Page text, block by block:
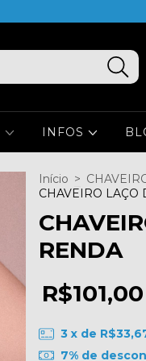
INFOS
Início >
CHAVEIRO LAÇO
RENDA
R$101,00
3 x de
7% de